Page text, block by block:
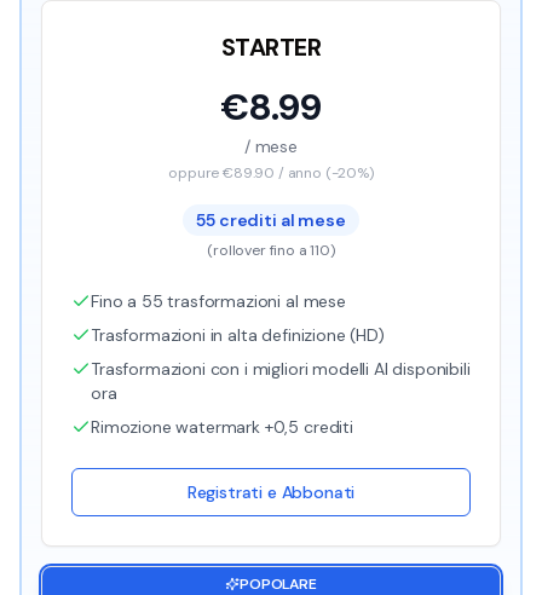
STARTER
€8.99
/ mese
oppure €89.90 / anno (-20%)
55 crediti al mese
(rollover fino a 110)
Fino a 55 trasformazioni al mese
Trasformazioni in alta definizione (HD)
Trasformazioni con i migliori modelli AI disponibili
ora
Rimozione watermark +0,5 crediti
Registrati e Abbonati
POPOLARE